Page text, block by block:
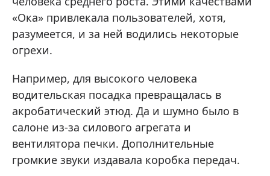
«Ока» привлекала пользователей, хотя,
разумеется, и за ней водились некоторые
огрехи.
Например, для высокого человека
водительская посадка превращалась в
акробатический этюд. Да и шумно было в
салоне из-за силового агрегата и
вентилятора печки. Дополнительные
громкие звуки издавала коробка передач.